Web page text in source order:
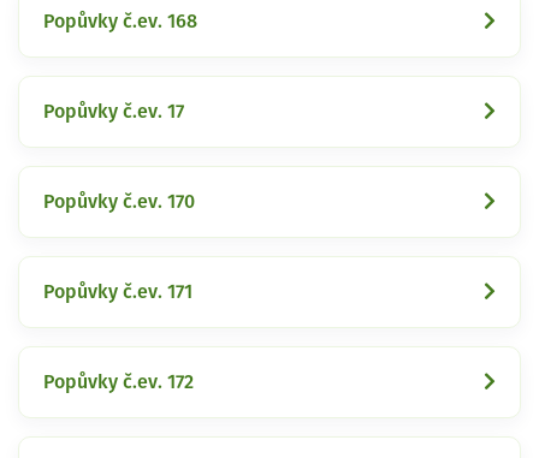
Popůvky č.ev. 168
Popůvky č.ev. 17
Popůvky č.ev. 170
Popůvky č.ev. 171
Popůvky č.ev. 172